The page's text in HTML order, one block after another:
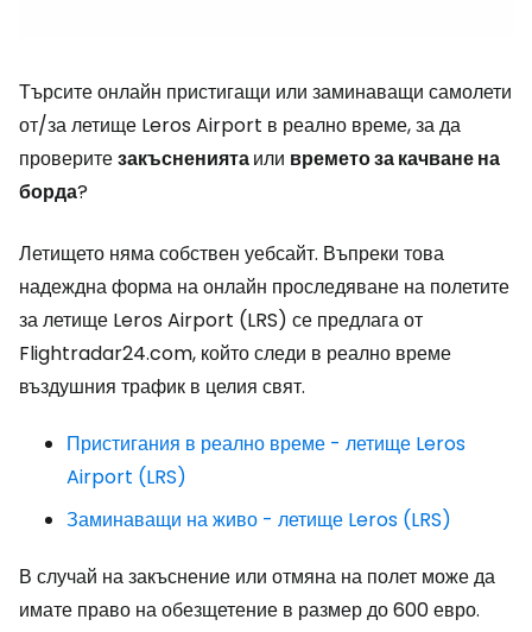
Търсите онлайн пристигащи или заминаващи самолети
от/за летище Leros Airport в реално време, за да
проверитезакъснениятаили времето за качване на
борда?
Летището няма собствен уебсайт. Въпреки това
надеждна форма на онлайн проследяване на полетите
за летище Leros Airport (LRS) се предлага от
Flightradar24.com, който следи в реално време
въздушния трафик в целия свят.
Пристигания в реално време - летище Leros
Airport (LRS)
Заминаващи на живо - летище Leros (LRS)
В случай на закъснение или отмяна на полет може да
имате право на обезщетение в размер до 600 евро.